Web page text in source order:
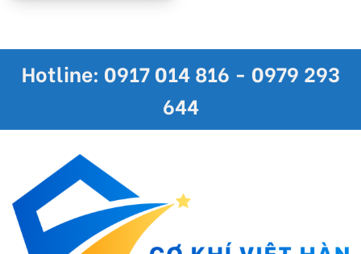
Hotline: 0917 014 816 - 0979 293
644